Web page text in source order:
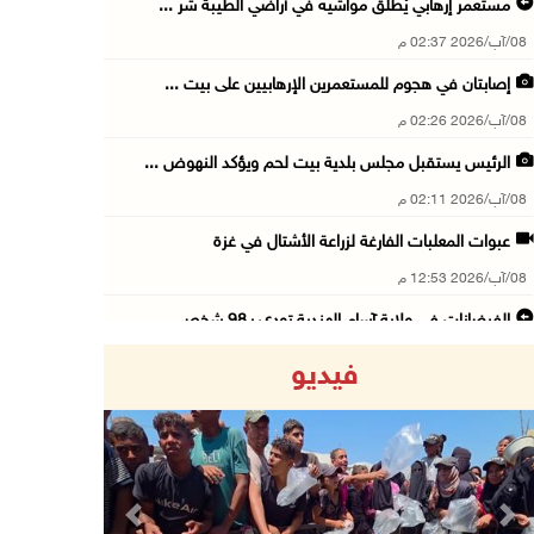
مستعمر إرهابي يُطلق مواشيه في أراضي الطيبة شر ...
08/آب/2026 02:37 م
إصابتان في هجوم للمستعمرين الإرهابيين على بيت ...
08/آب/2026 02:26 م
الرئيس يستقبل مجلس بلدية بيت لحم ويؤكد النهوض ...
08/آب/2026 02:11 م
عبوات المعلبات الفارغة لزراعة الأشتال في غزة
08/آب/2026 12:53 م
الفيضانات في ولاية آسام الهندية تودي بـ98 شخص ...
08/آب/2026 12:39 م
سلطة المياه تطلق مشروعا وطنيا يقود التحول نحو ...
08/آب/2026 12:30 م
فيديو
Previous Next